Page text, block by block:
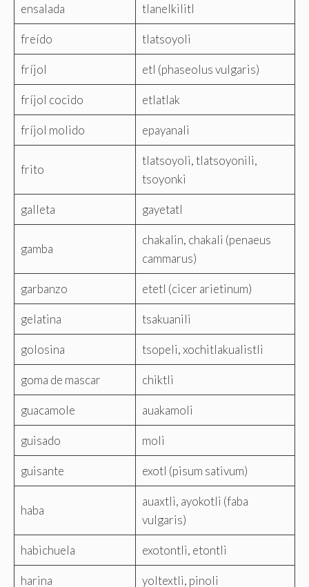
ensalada tlanelkilitl
freído tlatsoyoli
fríjol etl (phaseolus vulgaris)
fríjol cocido etlatlak
fríjol molido epayanali
frito
tlatsoyoli, tlatsoyonili,
tsoyonki
galleta gayetatl
gamba
chakalin, chakali (penaeus
cammarus)
garbanzo etetl (cicer arietinum)
gelatina tsakuanili
golosina tsopeli, xochitlakualistli
goma de mascar chiktli
guacamole auakamoli
guisado moli
guisante exotl (pisum sativum)
haba
auaxtli, ayokotli (faba
vulgaris)
habichuela exotontli, etontli
harina yoltextli, pinoli